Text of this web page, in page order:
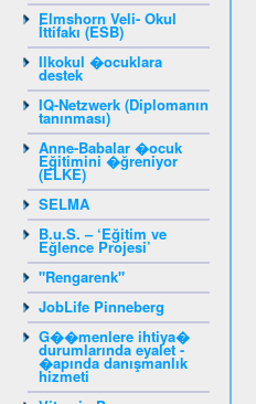
Elmshorn Veli- Okul
İttifakı (ESB)
Ilkokul �ocuklara
destek
IQ-Netzwerk (Diplomanın
tanınması)
Anne-Babalar �ocuk
Eğitimini �ğreniyor
(ELKE)
SELMA
B.u.S. – ‘Eğitim ve
Eğlence Projesi’
"Rengarenk"
JobLife Pinneberg
G��menlere ihtiya�
durumlarında eyalet -
�apında danışmanlık
hizmeti